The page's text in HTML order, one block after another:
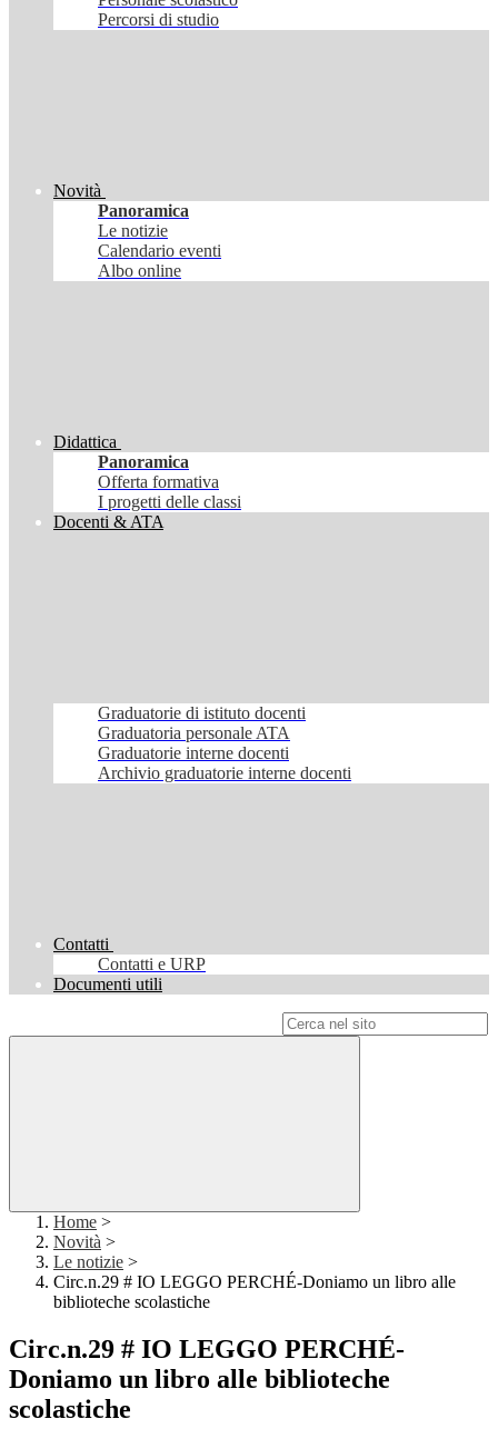
Percorsi di studio
Novità
Panoramica
Le notizie
Calendario eventi
Albo online
Didattica
Panoramica
Offerta formativa
I progetti delle classi
Docenti & ATA
Graduatorie di istituto docenti
Graduatoria personale ATA
Graduatorie interne docenti
Archivio graduatorie interne docenti
Contatti
Contatti e URP
Documenti utili
Home >
Novità >
Le notizie >
Circ.n.29 # IO LEGGO PERCHÉ-Doniamo un libro alle
biblioteche scolastiche
Circ.n.29 # IO LEGGO PERCHÉ-
Doniamo un libro alle biblioteche
scolastiche